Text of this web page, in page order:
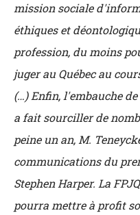
mission sociale
éthiques et
profession, du moins
juger au Québec au
(…) Enfin, l'embauche
a fait sourciller de
peine un an, M.
communications du
Stephen Harper. La
pourra mettre à profit